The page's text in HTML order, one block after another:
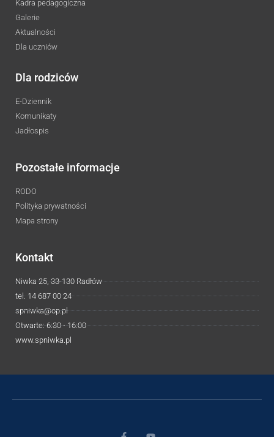
Kadra pedagogiczna
Galerie
Aktualności
Dla uczniów
Dla rodziców
E-Dziennik
Komunikaty
Jadłospis
Pozostałe informacje
RODO
Polityka prywatności
Mapa strony
Kontakt
Niwka 25, 33-130 Radłów
tel. 14 687 00 24
spniwka@op.pl
Otwarte: 6:30 - 16:00
www.spniwka.pl